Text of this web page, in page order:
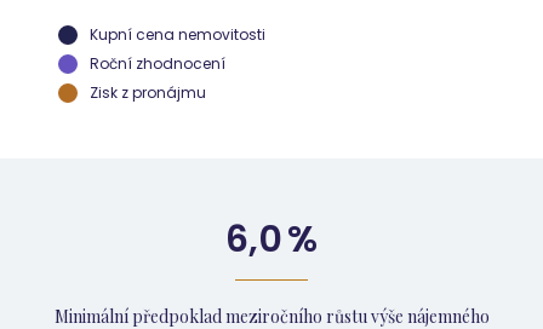
Kupní cena nemovitosti
Roční zhodnocení
Zisk z pronájmu
6,0%
Minimální předpoklad meziročního růstu výše nájemného